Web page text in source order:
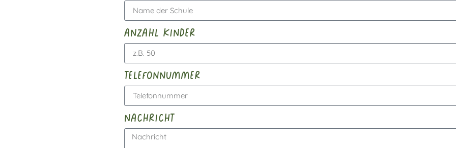
anzahl kinder
telefonnummer
nachricht